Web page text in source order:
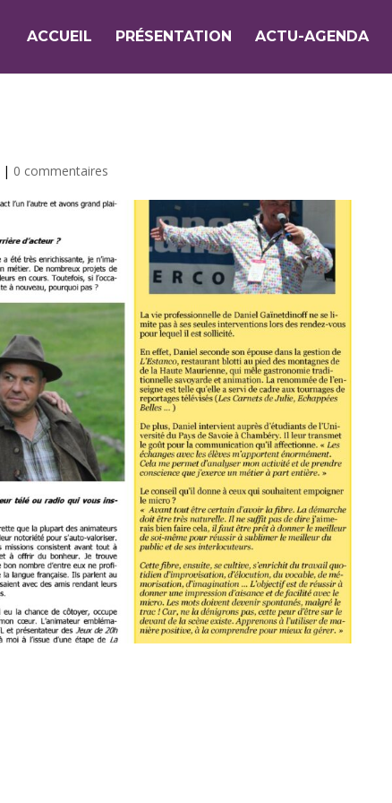
ACCUEIL PRÉSENTATION ACTU-AGENDA
| 0 commentaires